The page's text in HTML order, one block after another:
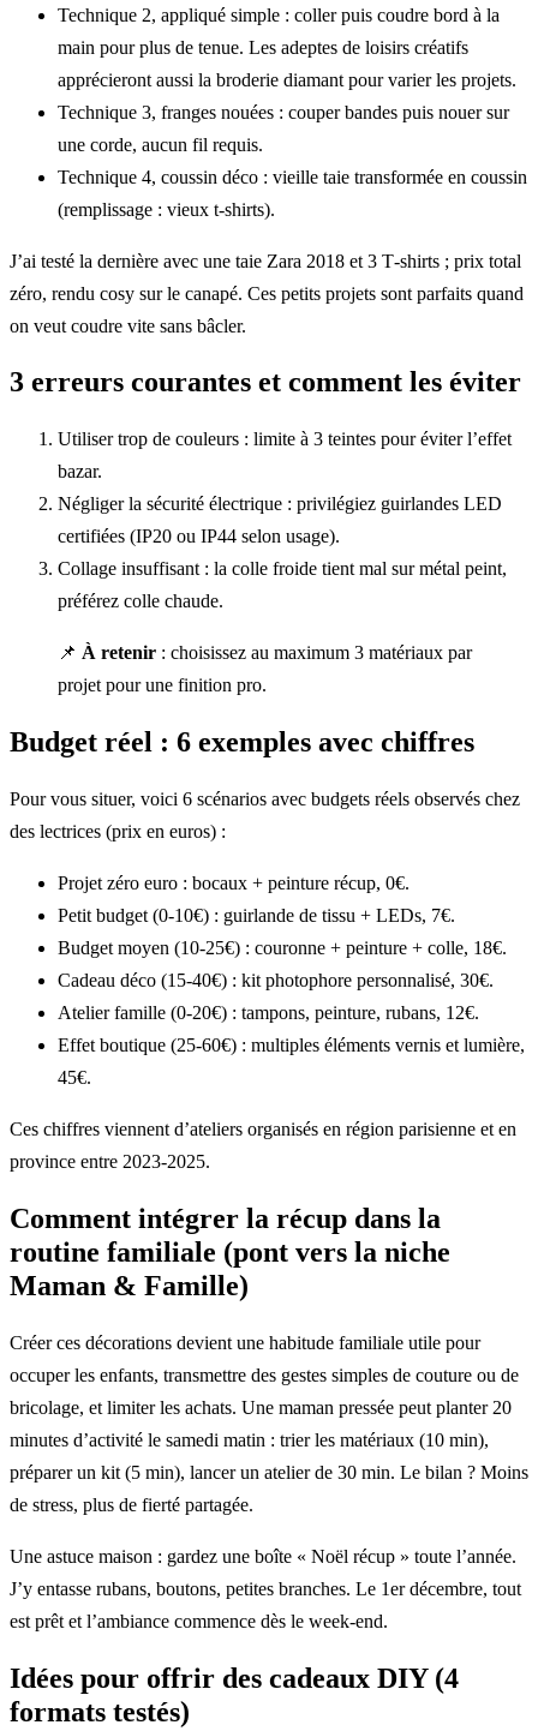
Technique 2, appliqué simple : coller puis coudre bord à la
main pour plus de tenue. Les adeptes de loisirs créatifs
apprécieront aussi la broderie diamant pour varier les projets.
Technique 3, franges nouées : couper bandes puis nouer sur
une corde, aucun fil requis.
Technique 4, coussin déco : vieille taie transformée en coussin
(remplissage : vieux t‑shirts).
J’ai testé la dernière avec une taie Zara 2018 et 3 T‑shirts ; prix total
zéro, rendu cosy sur le canapé. Ces petits projets sont parfaits quand
on veut coudre vite sans bâcler.
3 erreurs courantes et comment les éviter
Utiliser trop de couleurs : limite à 3 teintes pour éviter l’effet
bazar.
Négliger la sécurité électrique : privilégiez guirlandes LED
certifiées (IP20 ou IP44 selon usage).
Collage insuffisant : la colle froide tient mal sur métal peint,
préférez colle chaude.
📌 À retenir : choisissez au maximum 3 matériaux par
projet pour une finition pro.
Budget réel : 6 exemples avec chiffres
Pour vous situer, voici 6 scénarios avec budgets réels observés chez
des lectrices (prix en euros) :
Projet zéro euro : bocaux + peinture récup, 0€.
Petit budget (0-10€) : guirlande de tissu + LEDs, 7€.
Budget moyen (10-25€) : couronne + peinture + colle, 18€.
Cadeau déco (15-40€) : kit photophore personnalisé, 30€.
Atelier famille (0-20€) : tampons, peinture, rubans, 12€.
Effet boutique (25-60€) : multiples éléments vernis et lumière,
45€.
Ces chiffres viennent d’ateliers organisés en région parisienne et en
province entre 2023-2025.
Comment intégrer la récup dans la
routine familiale (pont vers la niche
Maman & Famille)
Créer ces décorations devient une habitude familiale utile pour
occuper les enfants, transmettre des gestes simples de couture ou de
bricolage, et limiter les achats. Une maman pressée peut planter 20
minutes d’activité le samedi matin : trier les matériaux (10 min),
préparer un kit (5 min), lancer un atelier de 30 min. Le bilan ? Moins
de stress, plus de fierté partagée.
Une astuce maison : gardez une boîte « Noël récup » toute l’année.
J’y entasse rubans, boutons, petites branches. Le 1er décembre, tout
est prêt et l’ambiance commence dès le week-end.
Idées pour offrir des cadeaux DIY (4
formats testés)